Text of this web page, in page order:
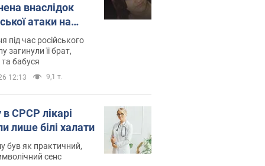
внаслідок
атаки на
Фото
під час російського
загинули її брат,
та бабуся
12:13 9,1 т.
СРСР лікарі
лише білі халати
був як практичний,
сенс